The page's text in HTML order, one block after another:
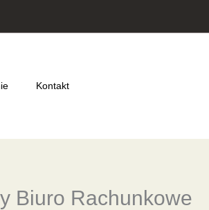
Kontakt
Biuro Rachunkowe